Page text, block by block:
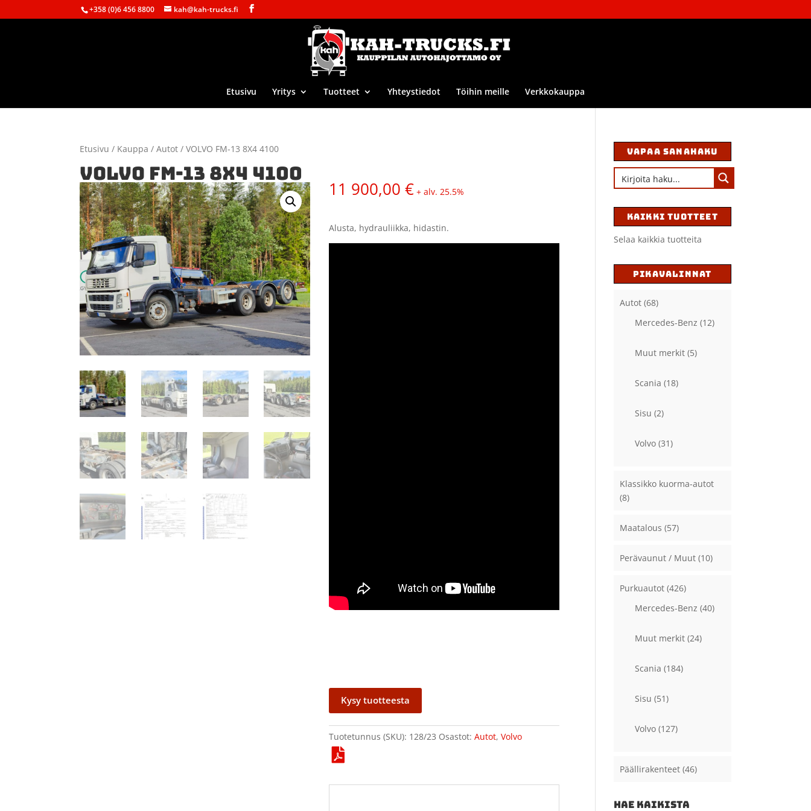
+358 (0)6 456 8800 kah@kah-trucks.fi
Etusivu Yritys Tuotteet Yhteystiedot Töihin meille Verkkokauppa
Etusivu / Kauppa / Autot / VOLVO FM-13 8X4 4100
VOLVO FM-13 8X4 4100
11 900,00€ + alv. 25.5%
Alusta, hydrauliikka, hidastin.
Kysy tuotteesta
Tuotetunnus (SKU): 128/23 Osastot:Autot,Volvo
VAPAA SANAHAKU
KAIKKI TUOTTEET
Selaa kaikkia tuotteita
PIKAVALINNAT
Autot (68)
Mercedes-Benz (12)
Muut merkit (5)
Scania (18)
Sisu (2)
Volvo (31)
Klassikko kuorma-autot
(8)
Maatalous (57)
Perävaunut / Muut (10)
Purkuautot (426)
Mercedes-Benz (40)
Muut merkit (24)
Scania (184)
Sisu (51)
Volvo (127)
Päällirakenteet (46)
HAE KAIKISTA